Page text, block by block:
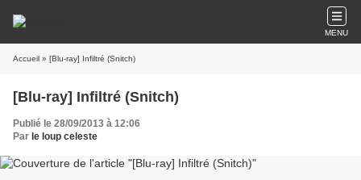
MENU
Accueil » [Blu-ray] Infiltré (Snitch)
[Blu-ray] Infiltré (Snitch)
Publié le 28/09/2013 à 12:06
Par le loup celeste